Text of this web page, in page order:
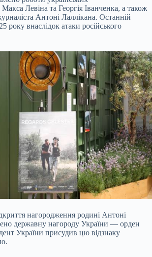
Левіна та Георгія Іванченка, а також
Антоні Лаллікана. Останній
року внаслідок атаки російського
нагородження родині Антоні
державну нагороду України — орден
України присудив цю відзнаку